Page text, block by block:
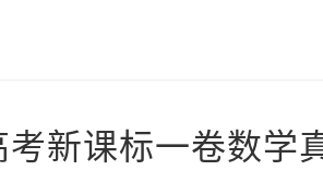
新课标一卷数学